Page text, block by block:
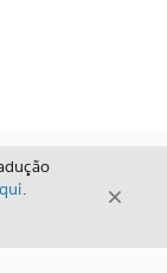
.
Fechar